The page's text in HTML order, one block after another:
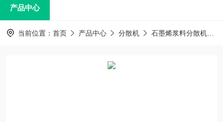
产品中心
当前位置： 首页 产品中心 分散机 石墨烯浆料分散机